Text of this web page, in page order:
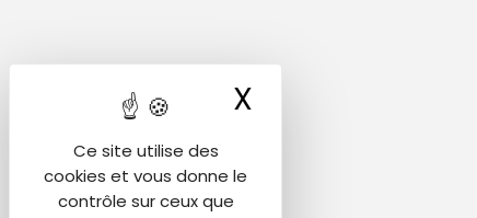
Ce site utilise des
cookies et vous donne le
contrôle sur ceux que
X